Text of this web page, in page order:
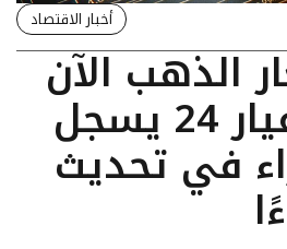
أخبار الاقتصاد
الذهب الآن
في مصر: عيار 24 يسجل
في تحديث